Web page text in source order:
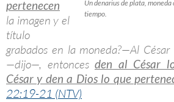
Un denarius de plata, moneda
tiempo.
pertenecen
la imagen y el
título
grabados en la moneda?—Al
—dijo—, entonces den al César
César y den a Dios lo que
22:19-21 (NTV)